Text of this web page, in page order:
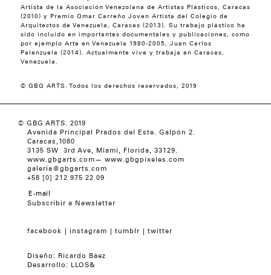
Artista de la Asociación Venezolana de Artistas Plásticos, Caracas
(2010) y Premio Omar Carreño Joven Artista del Colegio de
Arquitectos de Venezuela, Caracas (2013). Su trabajo plástico ha
sido incluido en importantes documentales y publicaciones, como
por ejemplo Arte en Venezuela 1980-2005, Juan Carlos
Palenzuela (2014). Actualmente vive y trabaja en Caracas,
Venezuela.
© GBG ARTS. Todos los derechos reservados, 2019
© GBG ARTS. 2019
Avenida Principal Prados del Este. Galpón 2.
Caracas,1080
3135 SW 3rd Ave, Miami, Florida, 33129.
www.gbgarts.com— www.gbgpixeles.com
galeria@gbgarts.com
+58 [0] 212 975 22 09
Subscribir a Newsletter
facebook instagram tumblr twitter
Diseño:
Ricardo Báez
Desarrollo:
LLOS&